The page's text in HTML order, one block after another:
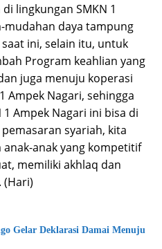
lingkungan SMKN 1
mudahan daya tampung
ini, selain itu, untuk
Program keahlian yang
juga menuju koperasi
Ampek Nagari, sehingga
Ampek Nagari ini bisa di
syariah, kita
anak yang kompetitif
memiliki akhlaq dan
(Hari)
Gelar Deklarasi Damai Menuju